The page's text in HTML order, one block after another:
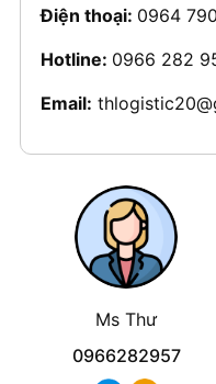
Điện thoại: 0964
Hotline: 0966 282
Email:
Ms Thư
0966282957